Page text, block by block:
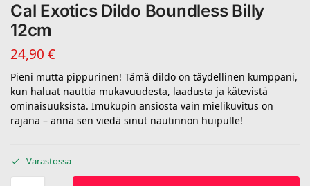
Cal Exotics Dildo Boundless Billy
12cm
24,90 €
Pieni mutta pippurinen! Tämä dildo on täydellinen kumppani,
kun haluat nauttia mukavuudesta, laadusta ja kätevistä
ominaisuuksista. Imukupin ansiosta vain mielikuvitus on
rajana – anna sen viedä sinut nautinnon huipulle!
Varastossa